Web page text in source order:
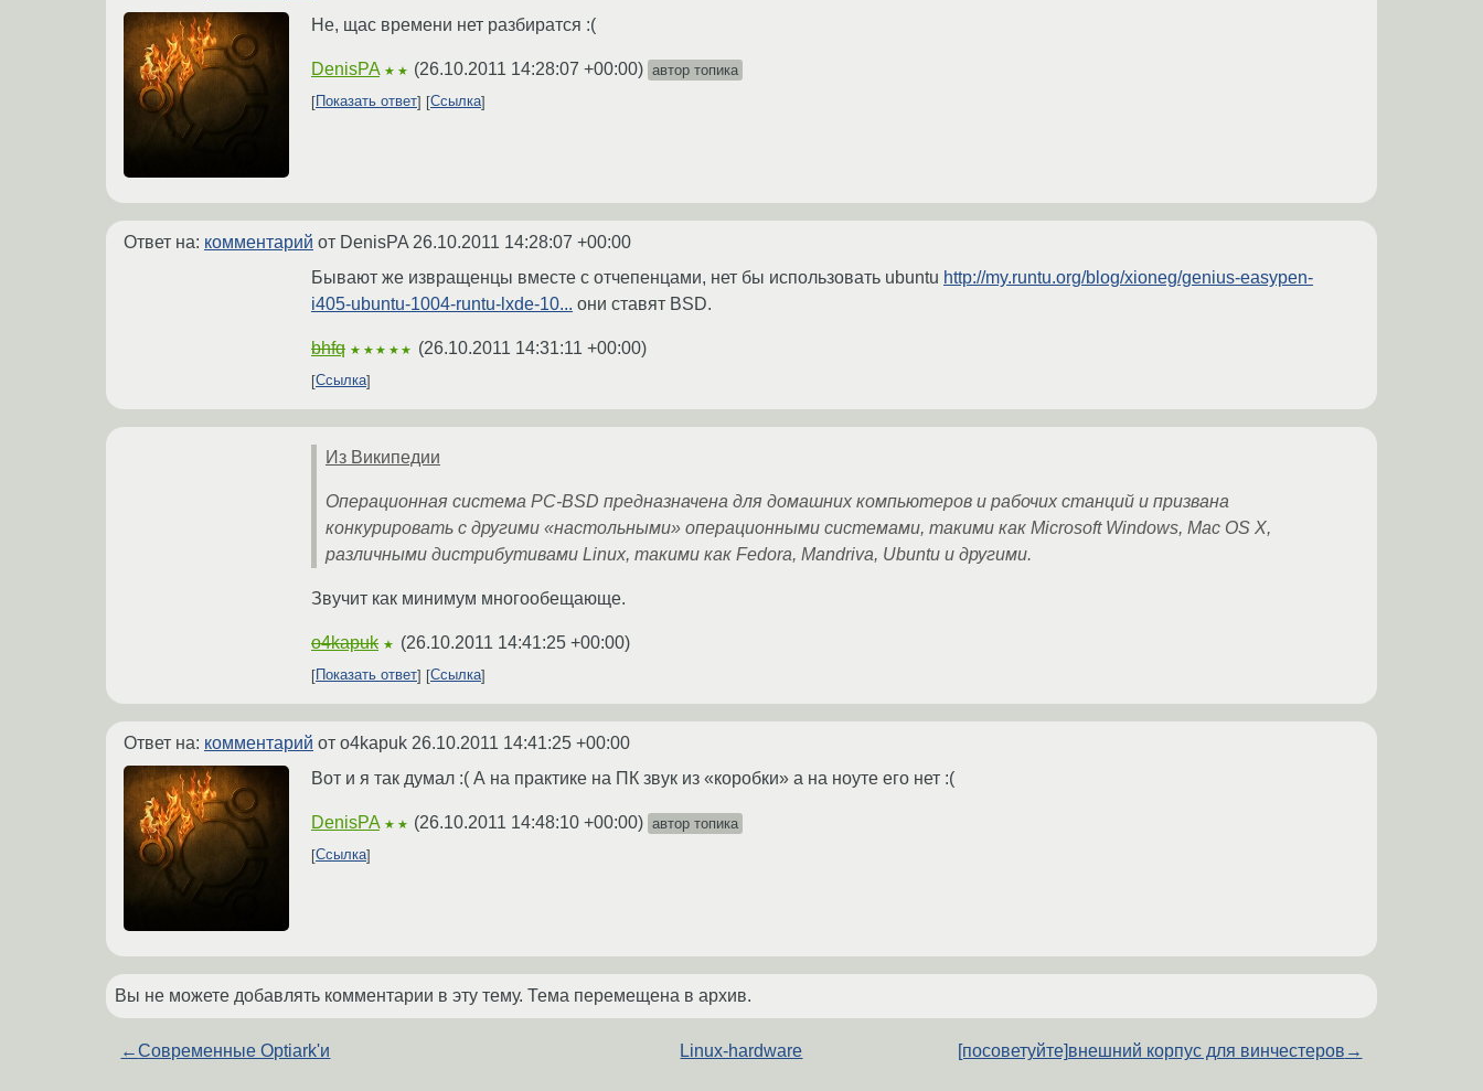
Не, щас времени нет разбиратся :(
DenisPA ★★ (26.10.2011 14:28:07 +00:00) автор топика
Показать ответ
Ссылка
Ответ на: комментарий от DenisPA 26.10.2011 14:28:07 +00:00
Бывают же извращенцы вместе с отчепенцами, нет бы использовать ubuntu http://my.runtu.org/blog/xioneg/genius-easypen-
i405-ubuntu-1004-runtu-lxde-10... они ставят BSD.
bhfq ★★★★★ (26.10.2011 14:31:11 +00:00)
Ссылка
Из Википедии
Операционная система PC-BSD предназначена для домашних компьютеров и рабочих станций и призвана
конкурировать с другими «настольными» операционными системами, такими как Microsoft Windows, Mac OS X,
различными дистрибутивами Linux, такими как Fedora, Mandriva, Ubuntu и другими.
Звучит как минимум многообещающе.
o4kapuk ★ (26.10.2011 14:41:25 +00:00)
Показать ответ Ссылка
Ответ на: комментарий от o4kapuk 26.10.2011 14:41:25 +00:00
Вот и я так думал :( А на практике на ПК звук из «коробки» а на ноуте его нет :(
DenisPA ★★ (26.10.2011 14:48:10 +00:00) автор топика
Ссылка
Вы не можете добавлять комментарии в эту тему. Тема перемещена в архив.
←Современные Optiark'и Linux-hardware [посоветуйте]внешний корпус для винчестеров →